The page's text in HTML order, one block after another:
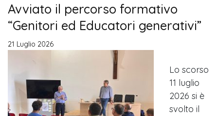
Avviato il percorso formativo
“Genitori ed Educatori generativi”
21 Luglio 2026
Lo scorso
11 luglio
2026 si è
svolto il